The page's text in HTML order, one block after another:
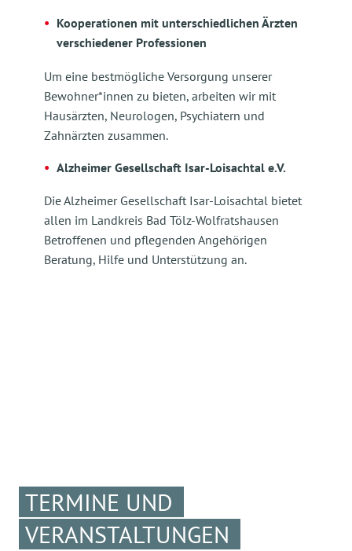
Kooperationen mit unterschiedlichen Ärzten
verschiedener Professionen
Um eine bestmögliche Versorgung unserer
Bewohner*innen zu bieten, arbeiten wir mit
Hausärzten, Neurologen, Psychiatern und
Zahnärzten zusammen.
Alzheimer Gesellschaft Isar-Loisachtal e.V.
Die Alzheimer Gesellschaft Isar-Loisachtal bietet
allen im Landkreis Bad Tölz-Wolfratshausen
Betroffenen und pflegenden Angehörigen
Beratung, Hilfe und Unterstützung an.
TERMINE UND
VERANSTALTUNGEN